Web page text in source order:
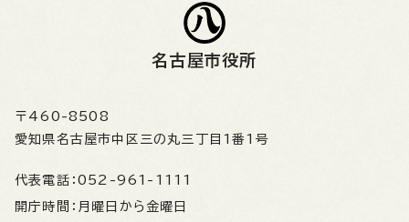
名古屋市役所
〒460-8508
愛知県名古屋市中区三の丸三丁目1番1号
代表電話： 052-961-1111
開庁時間： 月曜日から金曜日